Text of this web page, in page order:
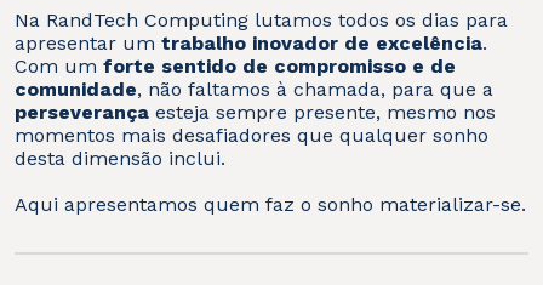
Na RandTech Computing lutamos todos os dias para
apresentar um trabalho inovador de excelência.
Com um forte sentido de compromisso e de
comunidade, não faltamos à chamada, para que a
perseverançaesteja sempre presente, mesmo nos
momentos mais desafiadores que qualquer sonho
desta dimensão inclui.
Aqui apresentamos quem faz o sonho materializar-se.